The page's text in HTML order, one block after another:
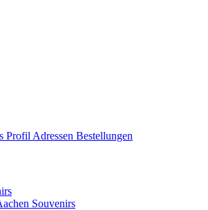
Profil Adressen Bestellungen
Souvenirs